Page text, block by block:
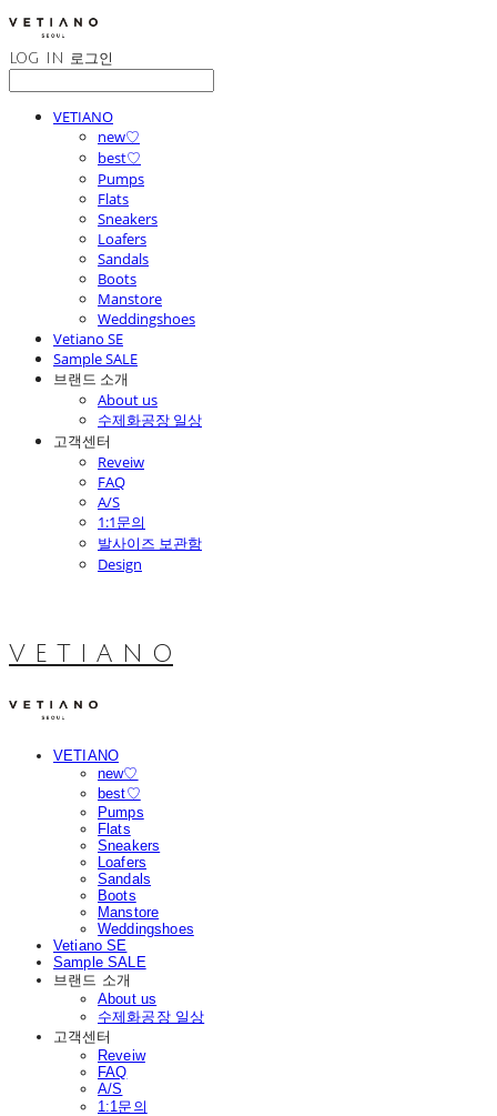
LOG IN 로그인
VETIANO
new♡
best♡
Pumps
Flats
Sneakers
Loafers
Sandals
Boots
Manstore
Weddingshoes
Vetiano SE
Sample SALE
브랜드 소개
About us
수제화공장 일상
고객센터
Reveiw
FAQ
A/S
1:1문의
발사이즈 보관함
Design
V E T I A N O
VETIANO
new♡
best♡
Pumps
Flats
Sneakers
Loafers
Sandals
Boots
Manstore
Weddingshoes
Vetiano SE
Sample SALE
브랜드 소개
About us
수제화공장 일상
고객센터
Reveiw
FAQ
A/S
1:1문의